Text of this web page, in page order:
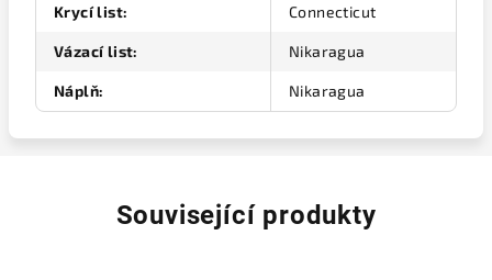
Krycí list: Connecticut
Vázací list: Nikaragua
Náplň: Nikaragua
Související produkty